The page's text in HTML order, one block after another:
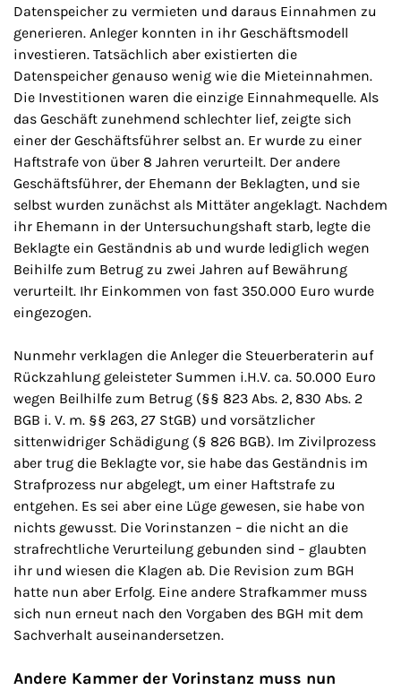
Datenspeicher zu vermieten und daraus Einnahmen zu
generieren. Anleger konnten in ihr Geschäftsmodell
investieren. Tatsächlich aber existierten die
Datenspeicher genauso wenig wie die Mieteinnahmen.
Die Investitionen waren die einzige Einnahmequelle. Als
das Geschäft zunehmend schlechter lief, zeigte sich
einer der Geschäftsführer selbst an. Er wurde zu einer
Haftstrafe von über 8 Jahren verurteilt. Der andere
Geschäftsführer, der Ehemann der Beklagten, und sie
selbst wurden zunächst als Mittäter angeklagt. Nachdem
ihr Ehemann in der Untersuchungshaft starb, legte die
Beklagte ein Geständnis ab und wurde lediglich wegen
Beihilfe zum Betrug zu zwei Jahren auf Bewährung
verurteilt. Ihr Einkommen von fast 350.000 Euro wurde
eingezogen.
Nunmehr verklagen die Anleger die Steuerberaterin auf
Rückzahlung geleisteter Summen i.H.V. ca. 50.000 Euro
wegen Beilhilfe zum Betrug (§§ 823 Abs. 2, 830 Abs. 2
BGB i. V. m. §§ 263, 27 StGB) und vorsätzlicher
sittenwidriger Schädigung (§ 826 BGB). Im Zivilprozess
aber trug die Beklagte vor, sie habe das Geständnis im
Strafprozess nur abgelegt, um einer Haftstrafe zu
entgehen. Es sei aber eine Lüge gewesen, sie habe von
nichts gewusst. Die Vorinstanzen – die nicht an die
strafrechtliche Verurteilung gebunden sind – glaubten
ihr und wiesen die Klagen ab. Die Revision zum BGH
hatte nun aber Erfolg. Eine andere Strafkammer muss
sich nun erneut nach den Vorgaben des BGH mit dem
Sachverhalt auseinandersetzen.
Andere Kammer der Vorinstanz muss nun